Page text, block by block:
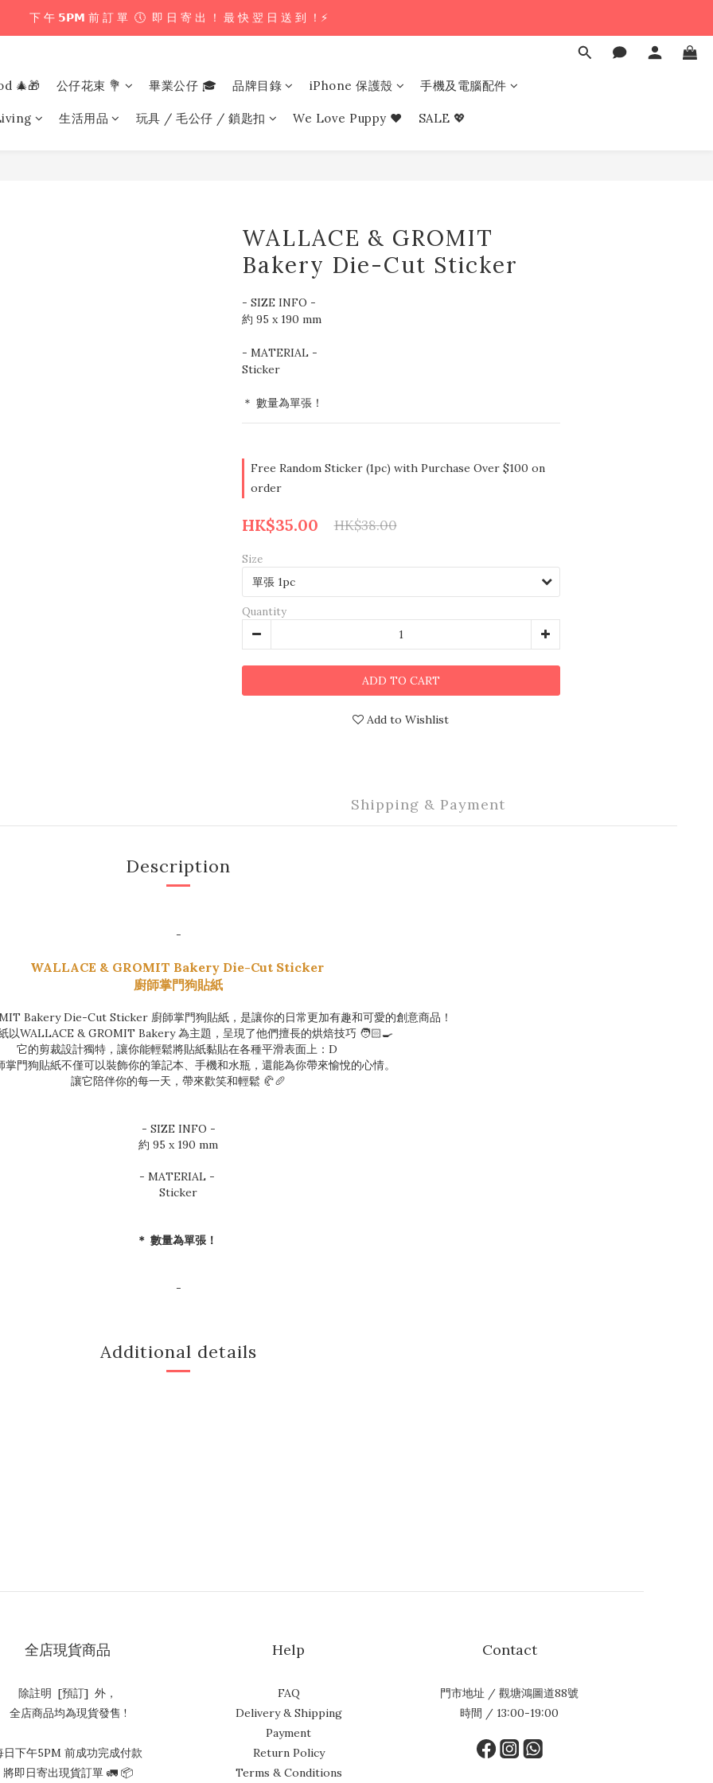
下 午 𝟱𝗣𝗠 前 訂 單  🕔  即 日 寄 出 ！ 最 快 翌 日 送 到 ！⚡️
下 午 𝟱𝗣𝗠 前 訂 單  🕔  即 日 寄 出 ！ 最 快 翌 日 送 到 ！⚡️
＼ 花束提供即日配送服務  🎀  讓我們為你編織浪漫驚喜 ！ 🎁 ／
下 午 𝟱𝗣𝗠 前 訂 單  🕔  即 日 寄 出 ！ 最 快 翌 日 送 到 ！⚡️
🎄🎁 公仔花束 💐 畢業公仔 🎓 品牌目錄 iPhone 保護殼 手機及電腦配件
生活用品 玩具 / 毛公仔 / 鎖匙扣 We Love Puppy ❤︎ SALE 💖
WALLACE & GROMIT
Bakery Die-Cut Sticker
- SIZE INFO -
約 95 x 190 mm
- MATERIAL -
Sticker
＊ 數量為單張！
Free Random Sticker (1pc) with Purchase Over $100 on
order
HK$35.00 HK$38.00
Size
Quantity
ADD TO CART
Add to Wishlist
Shipping & Payment
Description
-
WALLACE & GROMIT Bakery Die-Cut Sticker
廚師掌門狗貼紙
Bakery Die-Cut Sticker 廚師掌門狗貼紙，是讓你的日常更加有趣和可愛的創意商品！
以WALLACE & GROMIT Bakery 為主題，呈現了他們擅長的烘焙技巧 🧑🏻‍🍳
它的剪裁設計獨特，讓你能輕鬆將貼紙黏貼在各種平滑表面上：D
掌門狗貼紙不僅可以裝飾你的筆記本、手機和水瓶，還能為你帶來愉悅的心情。
讓它陪伴你的每一天，帶來歡笑和輕鬆 🥐🥖
- SIZE INFO -
約 95 x 190 mm
- MATERIAL -
Sticker
＊ 數量為單張！
-
Additional details
全店現貨商品
除註明 [預訂] 外，
全店商品均為現貨發售 !
日下午5PM 前成功完成付款
將即日寄出現貨訂單 🚛 📦
Help
FAQ
Delivery & Shipping
Payment
Return Policy
Terms & Conditions
Contact
門市地址 / 觀塘鴻圖道88號
時間 / 13:00-19:00